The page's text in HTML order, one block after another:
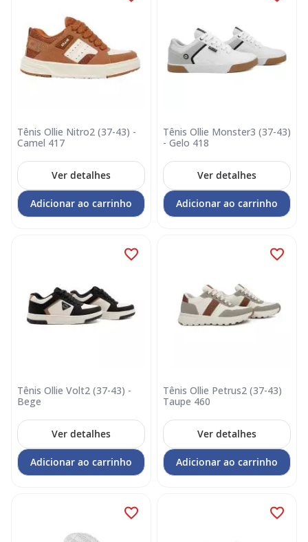
Tênis Ollie Nitro2 (37-43) -
Camel 417
Ver detalhes
Adicionar ao carrinho
Tênis Ollie Monster3 (37-43)
- Gelo 418
Ver detalhes
Adicionar ao carrinho
Tênis Ollie Volt2 (37-43) -
Bege
Ver detalhes
Adicionar ao carrinho
Tênis Ollie Petrus2 (37-43)
Taupe 460
Ver detalhes
Adicionar ao carrinho